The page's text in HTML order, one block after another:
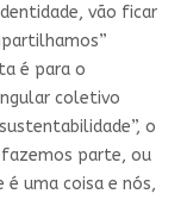
vão ficar
é para o
coletivo
o
fazemos parte, ou
é uma coisa e nós,